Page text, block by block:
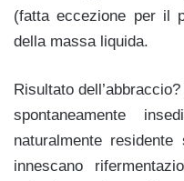
(fatta eccezione per il
della massa liquida.
Risultato
spontaneamente
naturalmente
innescano